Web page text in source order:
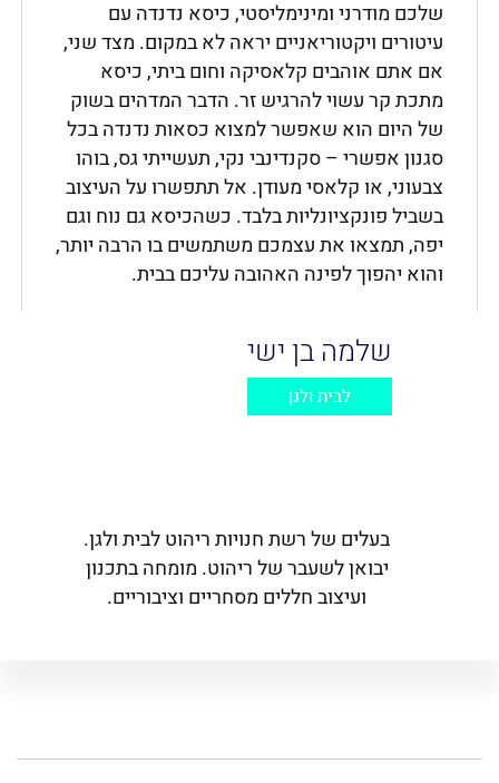
שלכם מודרני ומינימליסטי, כיסא נדנדה עם
עיטורים ויקטוריאניים יראה לא במקום. מצד שני,
אם אתם אוהבים קלאסיקה וחום ביתי, כיסא
מתכת קר עשוי להרגיש זר. הדבר המדהים בשוק
של היום הוא שאפשר למצוא כסאות נדנדה בכל
סגנון אפשרי – סקנדינבי נקי, תעשייתי גס, בוהו
צבעוני, או קלאסי מעודן. אל תתפשרו על העיצוב
בשביל פונקציונליות בלבד. כשהכיסא גם נוח וגם
יפה, תמצאו את עצמכם משתמשים בו הרבה יותר,
והוא יהפוך לפינה האהובה עליכם בבית.
שלמה בן ישי
לבית ולגן
בעלים של רשת חנויות ריהוט לבית ולגן.
יבואן לשעבר של ריהוט. מומחה בתכנון
ועיצוב חללים מסחריים וציבוריים.